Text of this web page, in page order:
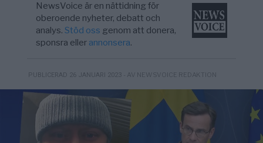
NewsVoice är en nättidning för
oberoende nyheter, debatt och
analys.Stöd oss genom att donera,
sponsra eller annonsera.
PUBLICERAD 26 JANUARI 2023 - AV NEWSVOICE REDAKTION